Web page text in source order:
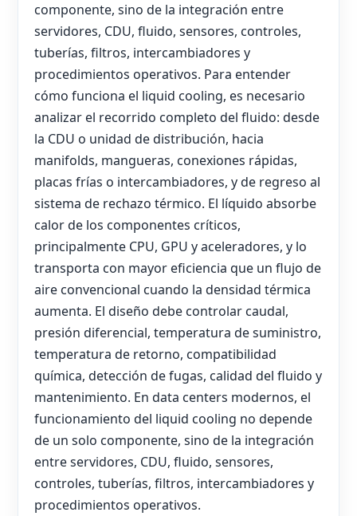
componente, sino de la integración entre
servidores, CDU, fluido, sensores, controles,
tuberías, filtros, intercambiadores y
procedimientos operativos. Para entender
cómo funciona el liquid cooling, es necesario
analizar el recorrido completo del fluido: desde
la CDU o unidad de distribución, hacia
manifolds, mangueras, conexiones rápidas,
placas frías o intercambiadores, y de regreso al
sistema de rechazo térmico. El líquido absorbe
calor de los componentes críticos,
principalmente CPU, GPU y aceleradores, y lo
transporta con mayor eficiencia que un flujo de
aire convencional cuando la densidad térmica
aumenta. El diseño debe controlar caudal,
presión diferencial, temperatura de suministro,
temperatura de retorno, compatibilidad
química, detección de fugas, calidad del fluido y
mantenimiento. En data centers modernos, el
funcionamiento del liquid cooling no depende
de un solo componente, sino de la integración
entre servidores, CDU, fluido, sensores,
controles, tuberías, filtros, intercambiadores y
procedimientos operativos.